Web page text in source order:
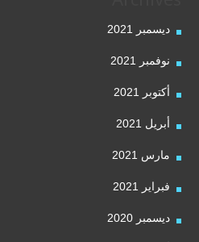
ديسمبر 2021
نوفمبر 2021
أكتوبر 2021
أبريل 2021
مارس 2021
فبراير 2021
ديسمبر 2020